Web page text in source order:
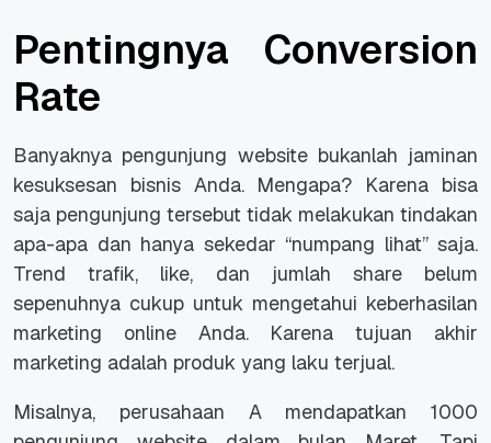
Pentingnya Conversion
Rate
Banyaknya pengunjung website bukanlah jaminan
kesuksesan bisnis Anda. Mengapa? Karena bisa
saja pengunjung tersebut tidak melakukan tindakan
apa-apa dan hanya sekedar “numpang lihat” saja.
Trend trafik, like, dan jumlah share belum
sepenuhnya cukup untuk mengetahui keberhasilan
marketing online Anda. Karena tujuan akhir
marketing adalah produk yang laku terjual.
Misalnya, perusahaan A mendapatkan 1000